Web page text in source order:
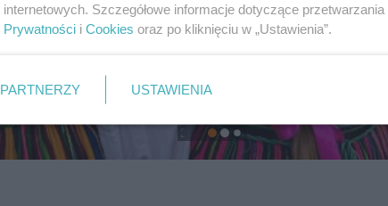
internetowych. Szczegółowe informacje dotyczące
Prywatności i Cookies oraz po kliknięciu w „Ustawienia”.
PARTNERZY USTAWIENIA